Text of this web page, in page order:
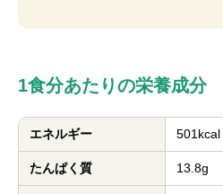
1食分あたりの栄養成分
エネルギー 501kcal
たんぱく質 13.8g